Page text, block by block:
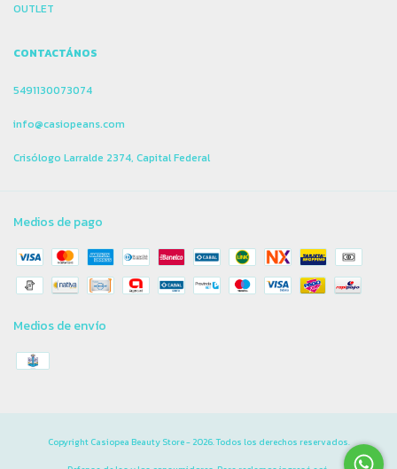
OUTLET
CONTACTÁNOS
5491130073074
info@casiopeans.com
Crisólogo Larralde 2374, Capital Federal
Medios de pago
Medios de envío
Copyright Casiopea Beauty Store - 2026. Todos los derechos reservados.